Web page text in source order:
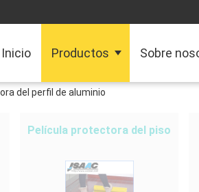
Inicio Productos Sobre
del perfil de aluminio
Película protectora del piso